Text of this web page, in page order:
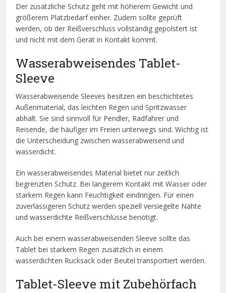
Der zusätzliche Schutz geht mit höherem Gewicht und
größerem Platzbedarf einher. Zudem sollte geprüft
werden, ob der Reißverschluss vollständig gepolstert ist
und nicht mit dem Gerät in Kontakt kommt.
Wasserabweisendes Tablet-
Sleeve
Wasserabweisende Sleeves besitzen ein beschichtetes
Außenmaterial, das leichten Regen und Spritzwasser
abhält. Sie sind sinnvoll für Pendler, Radfahrer und
Reisende, die häufiger im Freien unterwegs sind. Wichtig ist
die Unterscheidung zwischen wasserabweisend und
wasserdicht.
Ein wasserabweisendes Material bietet nur zeitlich
begrenzten Schutz. Bei längerem Kontakt mit Wasser oder
starkem Regen kann Feuchtigkeit eindringen. Für einen
zuverlässigeren Schutz werden speziell versiegelte Nähte
und wasserdichte Reißverschlüsse benötigt.
Auch bei einem wasserabweisenden Sleeve sollte das
Tablet bei starkem Regen zusätzlich in einem
wasserdichten Rucksack oder Beutel transportiert werden.
Tablet-Sleeve mit Zubehörfach